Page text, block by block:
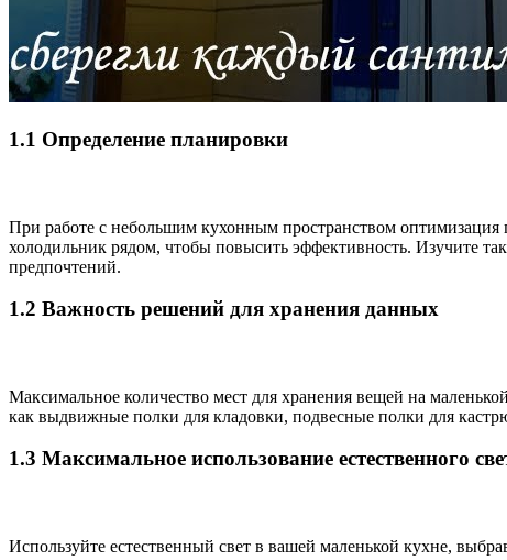
1.1 Определение планировки
При работе с небольшим кухонным пространством оптимизация
холодильник рядом, чтобы повысить эффективность. Изучите
предпочтений.
1.2 Важность решений для хранения данных
Максимальное количество мест для хранения вещей на
как выдвижные полки для кладовки, подвесные полки для
1.3 Максимальное использование естественного
Используйте естественный свет в вашей маленькой кухне,